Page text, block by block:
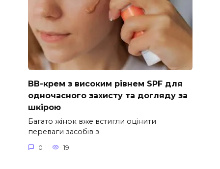
ВВ-крем з високим рівнем SPF для
одночасного захисту та догляду за
шкірою
Багато жінок вже встигли оцінити
переваги засобів з
0 19